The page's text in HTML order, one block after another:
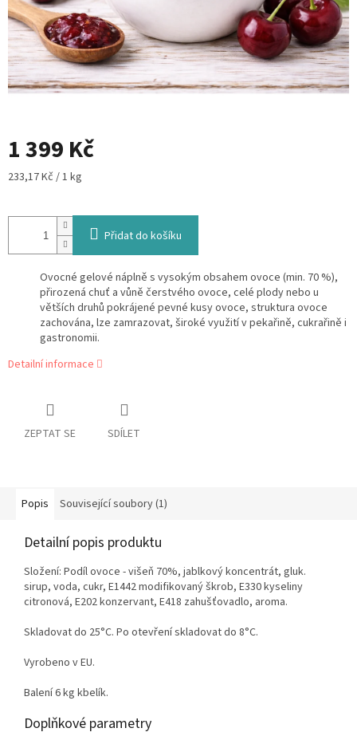
1 399 Kč
Měrná
233,17 Kč / 1 kg
Přidat do košíku
Ovocné gelové náplně s vysokým obsahem ovoce (min. 70 %),
přirozená chuť a vůně čerstvého ovoce, celé plody nebo u
větších druhů pokrájené pevné kusy ovoce, struktura ovoce
zachována, lze zamrazovat, široké využití v pekařině, cukrařině i
gastronomii.
Detailní informace
ZEPTAT SE SDÍLET
Popis Související soubory (1)
Detailní popis produktu
Složení: Podíl ovoce - višeň 70%, jablkový koncentrát, gluk.
sirup, voda, cukr, E1442 modifikovaný škrob, E330 kyseliny
citronová, E202 konzervant, E418 zahušťovadlo, aroma.
Skladovat do 25°C. Po otevření skladovat do 8°C.
Vyrobeno v EU.
Balení 6 kg kbelík.
Doplňkové parametry